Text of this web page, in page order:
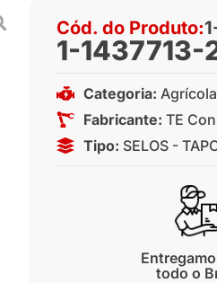
Cód. do Produto:
1-1437713-
Categoria: Agrícola
Fabricante: TE
Tipo: SELOS -
todo o